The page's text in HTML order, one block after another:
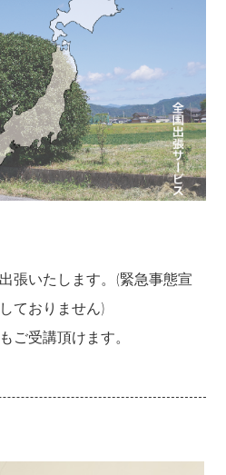
張いたします。(緊急事態宣
ておりません)
ご受講頂けます。